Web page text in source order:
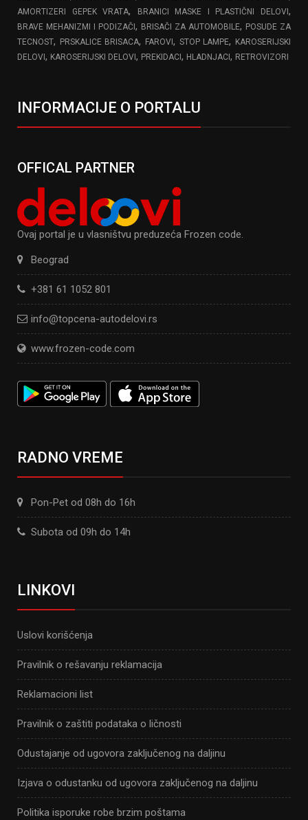
AMORTIZERI GEPEK VRATA, BRANICI MASKE I PLASTIČNI DELOVI,
BRAVE MEHANIZMI I PODIZAČI, BRISAČI ZA AUTOMOBILE, POSUDE ZA
TECNOST, PRSKALICE BRISACA, FAROVI, STOP LAMPE, KAROSERIJSKI
DELOVI, KAROSERIJSKI DELOVI, PREKIDACI, HLADNJACI, RETROVIZORI
INFORMACIJE O PORTALU
OFFICAL PARTNER
Ovaj portal je u vlasništvu preduzeća Frozen code.
Beograd
+381 61 1052 801
info@topcena-autodelovi.rs
www.frozen-code.com
RADNO VREME
Pon-Pet od 08h do 16h
Subota od 09h do 14h
LINKOVI
Uslovi korišćenja
Pravilnik o rešavanju reklamacija
Reklamacioni list
Pravilnik o zaštiti podataka o ličnosti
Odustajanje od ugovora zaključenog na daljinu
Izjava o odustanku od ugovora zaključenog na daljinu
Politika isporuke robe brzim poštama